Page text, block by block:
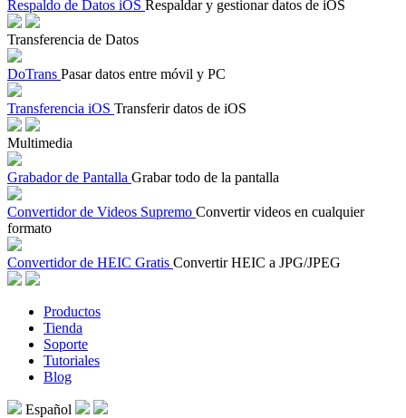
Respaldo de Datos iOS Respaldar y gestionar datos de iOS
Transferencia de Datos
DoTrans Pasar datos entre móvil y PC
Transferencia iOS Transferir datos de iOS
Multimedia
Grabador de Pantalla Grabar todo de la pantalla
Convertidor de Videos Supremo Convertir videos en cualquier
formato
Convertidor de HEIC Gratis Convertir HEIC a JPG/JPEG
Productos
Tienda
Soporte
Tutoriales
Blog
Español